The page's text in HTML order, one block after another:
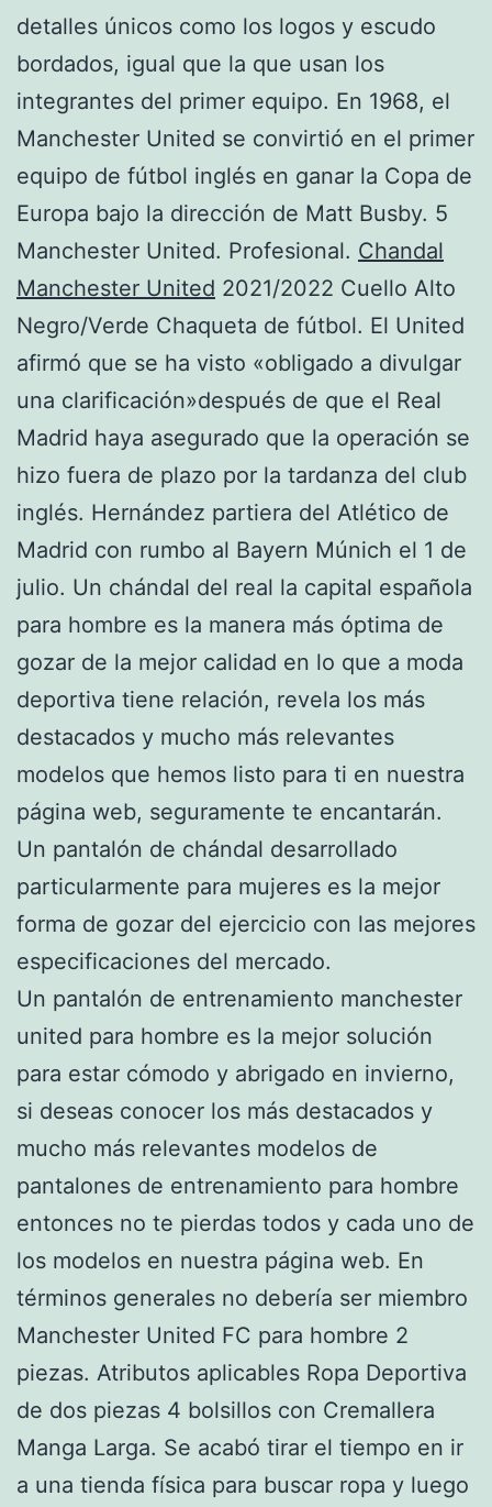
detalles únicos como los logos y escudo
bordados, igual que la que usan los
integrantes del primer equipo. En 1968, el
Manchester United se convirtió en el primer
equipo de fútbol inglés en ganar la Copa de
Europa bajo la dirección de Matt Busby. 5
Manchester United. Profesional. Chandal
Manchester United 2021/2022 Cuello Alto
Negro/Verde Chaqueta de fútbol. El United
afirmó que se ha visto «obligado a divulgar
una clarificación»después de que el Real
Madrid haya asegurado que la operación se
hizo fuera de plazo por la tardanza del club
inglés. Hernández partiera del Atlético de
Madrid con rumbo al Bayern Múnich el 1 de
julio. Un chándal del real la capital española
para hombre es la manera más óptima de
gozar de la mejor calidad en lo que a moda
deportiva tiene relación, revela los más
destacados y mucho más relevantes
modelos que hemos listo para ti en nuestra
página web, seguramente te encantarán.
Un pantalón de chándal desarrollado
particularmente para mujeres es la mejor
forma de gozar del ejercicio con las mejores
especificaciones del mercado.
Un pantalón de entrenamiento manchester
united para hombre es la mejor solución
para estar cómodo y abrigado en invierno,
si deseas conocer los más destacados y
mucho más relevantes modelos de
pantalones de entrenamiento para hombre
entonces no te pierdas todos y cada uno de
los modelos en nuestra página web. En
términos generales no debería ser miembro
Manchester United FC para hombre 2
piezas. Atributos aplicables Ropa Deportiva
de dos piezas 4 bolsillos con Cremallera
Manga Larga. Se acabó tirar el tiempo en ir
a una tienda física para buscar ropa y luego